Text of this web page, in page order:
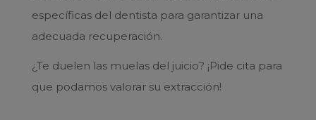
específicas del dentista para garantizar una
adecuada recuperación.
¿Te duelen las muelas del juicio? ¡Pide cita para
que podamos valorar su extracción!